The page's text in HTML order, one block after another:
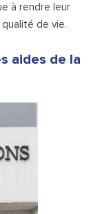
à rendre leur
de vie.
aides de la